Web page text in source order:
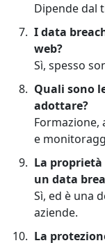
Dipende dal
I data
web?
Sì, spesso
Quali sono
adottare?
Formazione,
e
La
un data
Sì, ed è una
aziende.
La